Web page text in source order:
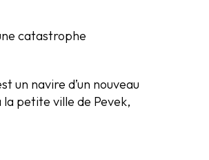
catastrophe
un navire d’un nouveau
la petite ville de Pevek,